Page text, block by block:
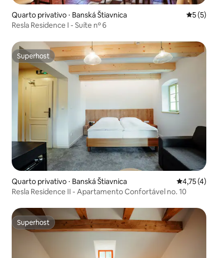
Quarto privativo ⋅ Banská Štiavnica 5 de
5 (5)
Resla Residence I - Suíte nº 6
Superhost
Superhost
Quarto privativo ⋅ Banská Štiavnica 4,75 de
4,75 (4)
Resla Residence II - Apartamento Confortável no. 10
Superhost
Superhost